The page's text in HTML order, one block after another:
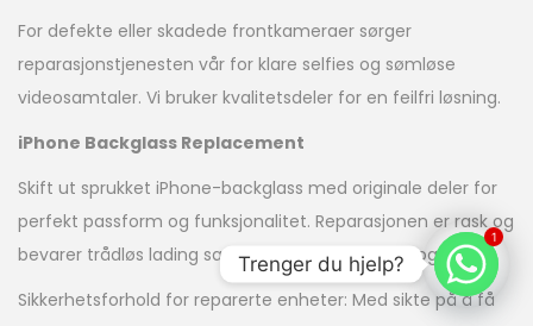
For defekte eller skadede frontkameraer sørger
reparasjonstjenesten vår for klare selfies og sømløse
videosamtaler. Vi bruker kvalitetsdeler for en feilfri løsning.
iPhone Backglass Replacement
Skift ut sprukket iPhone-backglass med originale deler for
perfekt passform og funksjonalitet. Reparasjonen er rask og
bevarer trådløs lading samt telefonens estetikk og verdi.
Sikkerhetsforhold for reparerte enheter: Med sikte på å få
1
Trenger du hjelp?